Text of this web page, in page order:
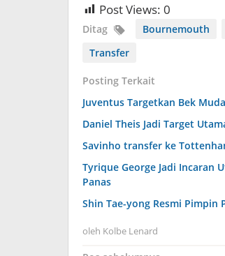
Post Views: 0
Ditag Bournemouth
Transfer
Posting Terkait
Juventus Targetkan Bek
Daniel Theis Jadi Target
Savinho transfer ke
Tyrique George Jadi Incaran
Panas
Shin Tae-yong Resmi Pimpin
oleh Kolbe Lenard